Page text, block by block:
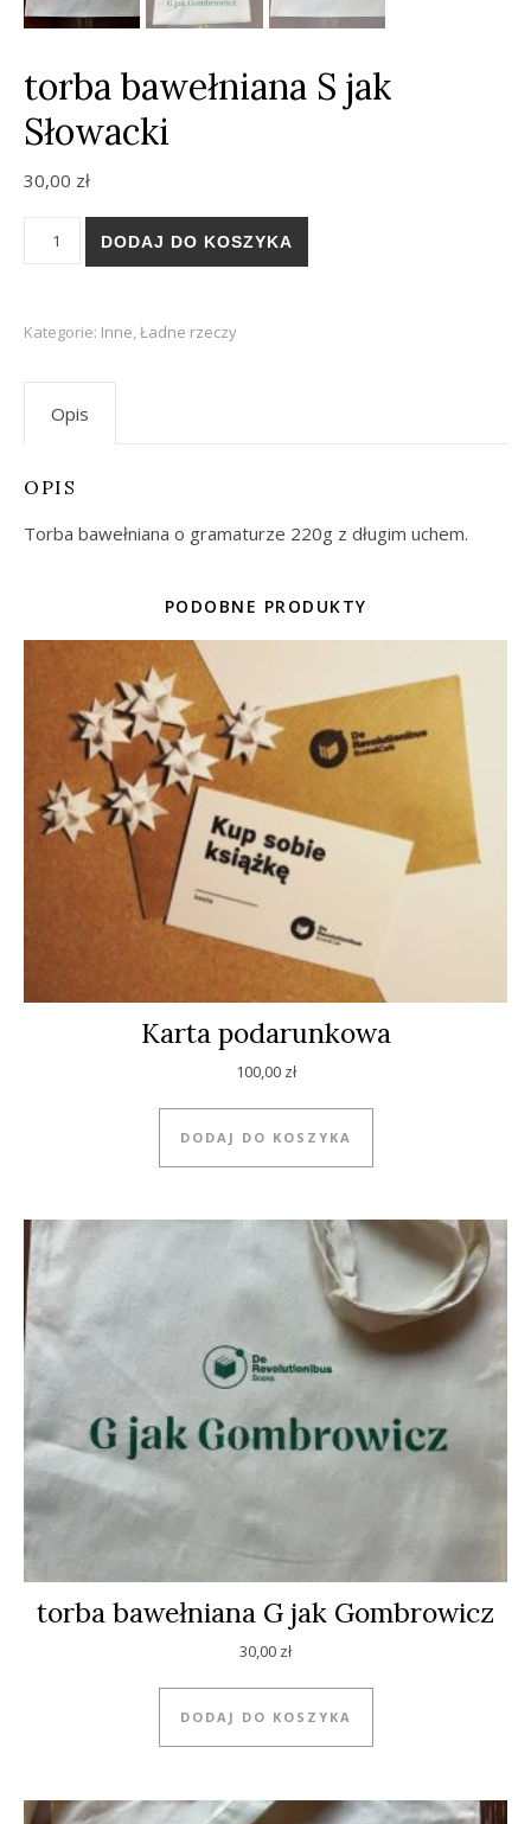
torba bawełniana S jak
Słowacki
30,00 zł
ilość torba bawełniana S jak Słowacki
DODAJ DO KOSZYKA
Kategorie: Inne,Ładne rzeczy
Opis
OPIS
Torba bawełniana o gramaturze 220g z długim uchem.
PODOBNE PRODUKTY
Karta podarunkowa
100,00 zł
DODAJ DO KOSZYKA
torba bawełniana G jak Gombrowicz
30,00 zł
DODAJ DO KOSZYKA